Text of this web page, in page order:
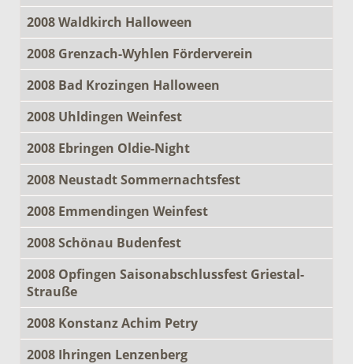
2008 Waldkirch Halloween
2008 Grenzach-Wyhlen Förderverein
2008 Bad Krozingen Halloween
2008 Uhldingen Weinfest
2008 Ebringen Oldie-Night
2008 Neustadt Sommernachtsfest
2008 Emmendingen Weinfest
2008 Schönau Budenfest
2008 Opfingen Saisonabschlussfest Griestal-
Strauße
2008 Konstanz Achim Petry
2008 Ihringen Lenzenberg